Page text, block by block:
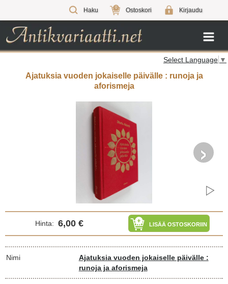
Haku 0 Ostoskori Kirjaudu
Select Language ▼
Ajatuksia vuoden jokaiselle päivälle : runoja ja
aforismeja
›
Hinta: 6,00 € LISÄÄ OSTOSKORIIN
Nimi
Ajatuksia vuoden jokaiselle päivälle :
runoja ja aforismeja